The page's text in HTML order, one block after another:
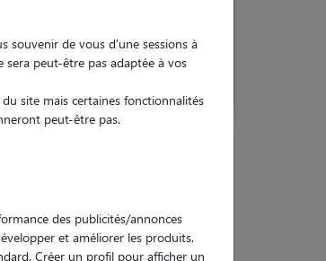
engagement
garanties
souvenir de vous d'une sessions à
sera peut-être pas adaptée à vos
site mais certaines fonctionnalités
peut-être pas.
des publicités/annonces
et améliorer les produits.
Créer un profil pour afficher un